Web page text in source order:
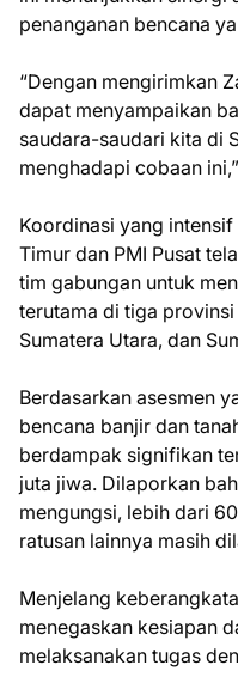
penanganan bencana
“Dengan mengirimkan
dapat menyampaikan
saudara-saudari kita di
menghadapi cobaan
Koordinasi yang
Timur dan PMI Pusat
tim gabungan untuk
terutama di tiga
Sumatera Utara, dan
Berdasarkan asesmen
bencana banjir dan
berdampak signifikan
juta jiwa. Dilaporkan
mengungsi, lebih dari
ratusan lainnya masih
Menjelang
menegaskan kesiapan
melaksanakan tugas